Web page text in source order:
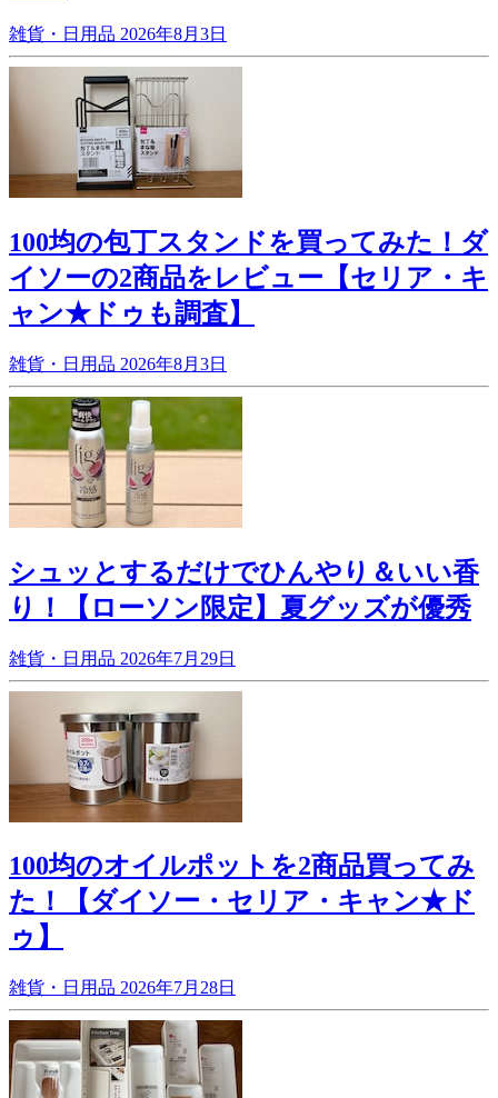
雑貨・日用品 2026年8月3日
100均の包丁スタンドを買ってみた！ダ
イソーの2商品をレビュー【セリア・キ
ャン★ドゥも調査】
雑貨・日用品 2026年8月3日
シュッとするだけでひんやり＆いい香
り！【ローソン限定】夏グッズが優秀
雑貨・日用品 2026年7月29日
100均のオイルポットを2商品買ってみ
た！【ダイソー・セリア・キャン★ド
ゥ】
雑貨・日用品 2026年7月28日